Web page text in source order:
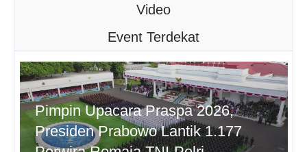
Video
Event Terdekat
Pimpin Upacara Praspa 2026,
Presiden Prabowo Lantik 1.177